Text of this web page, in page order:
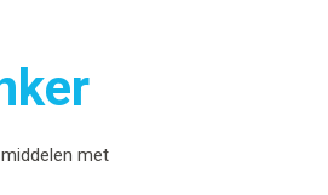
met